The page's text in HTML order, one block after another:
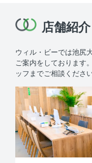
店舗紹介
ウィル・ビーでは池尻
ご案内をしております。
ッフまでご相談ください